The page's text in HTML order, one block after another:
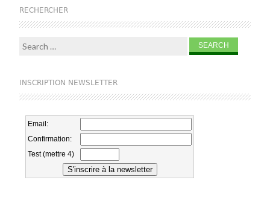
RECHERCHER
Search for:
INSCRIPTION NEWSLETTER